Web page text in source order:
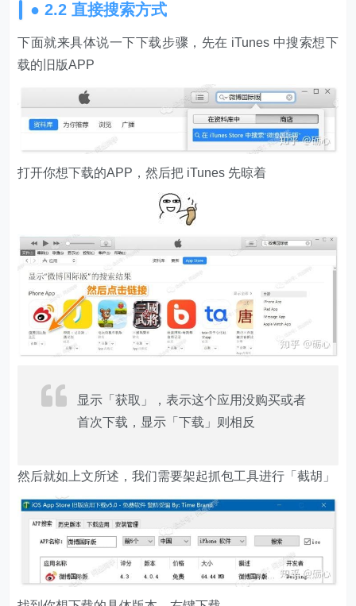
● 2.2 直接搜索方式
下面就来具体说一下下载步骤，先在 iTunes 中搜索想下
载的旧版APP
打开你想下载的APP，然后把 iTunes 先晾着
显示「获取」，表示这个应用没购买或者
首次下载，显示「下载」则相反
然后就如上文所述，我们需要架起抓包工具进行「截胡」